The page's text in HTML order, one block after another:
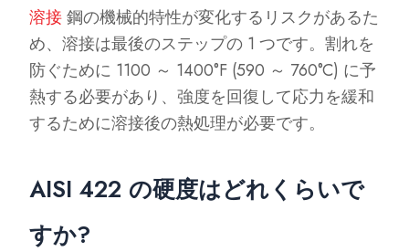
溶接鋼の機械的特性が変化するリスクがあるた
め、溶接は最後のステップの 1 つです。割れを
防ぐために 1100 ～ 1400°F (590 ～ 760°C) に予
熱する必要があり、強度を回復して応力を緩和
するために溶接後の熱処理が必要です。
AISI 422 の硬度はどれくらいで
すか?